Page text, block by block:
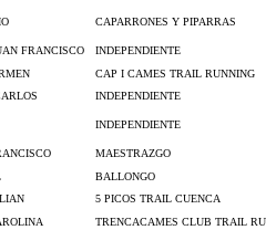
CAPARRONES Y PIPARRAS
FRANCISCO
INDEPENDIENTE
CAP I CAMES TRAIL RUNNING
INDEPENDIENTE
INDEPENDIENTE
MAESTRAZGO
BALLONGO
5 PICOS TRAIL CUENCA
TRENCACAMES CLUB TRAIL RU